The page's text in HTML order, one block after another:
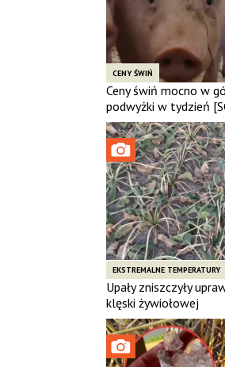
CENY ŚWIŃ
Ceny świń mocno w
podwyżki w tydzień
EKSTREMALNE TEMPERATURY
Upały zniszczyły
klęski żywiołowej